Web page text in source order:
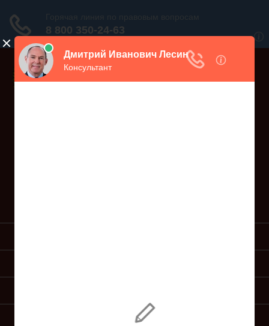
ПОДАЧА ИСКА